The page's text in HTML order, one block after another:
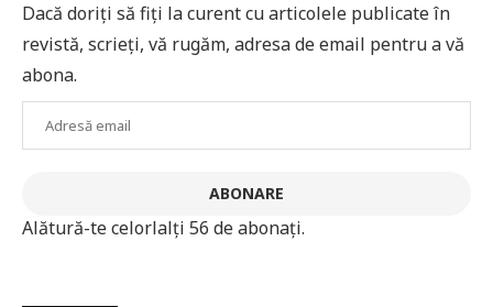
Dacă doriți să fiți la curent cu articolele publicate în
revistă, scrieți, vă rugăm, adresa de email pentru a vă
abona.
Adresă
ABONARE
Alătură-te celorlalți 56 de abonați.